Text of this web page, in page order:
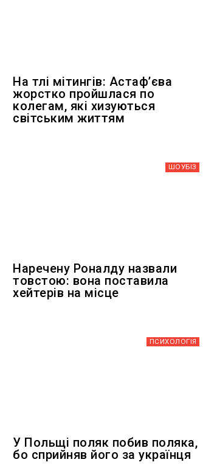
На тлі мітингів: Астафʼєва
жорстко пройшлася по
колегам, які хизуються
світським життям
ШОУБIЗ
Наречену Роналду назвали
товстою: вона поставила
хейтерів на місце
ПСИХОЛОГІЯ
У Польщі поляк побив поляка,
бо сприйняв його за українця